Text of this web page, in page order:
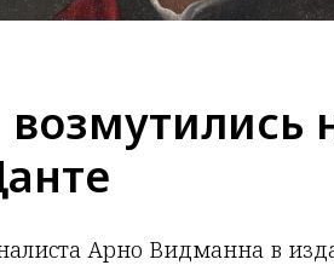
Арно Видманна в